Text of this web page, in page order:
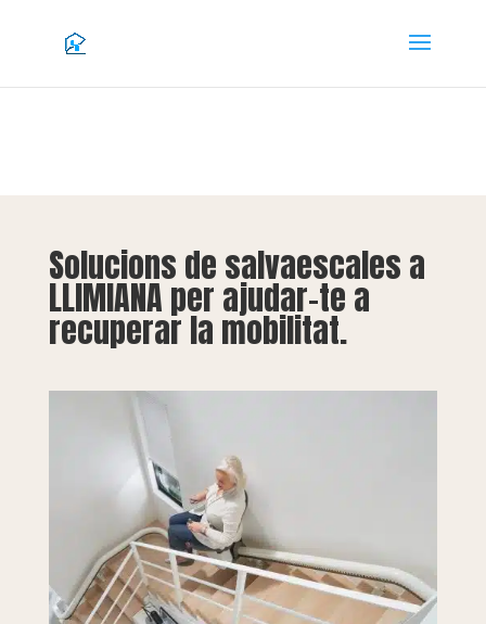
Solucions de salvaescales a
LLIMIANA per ajudar-te a
recuperar la mobilitat.